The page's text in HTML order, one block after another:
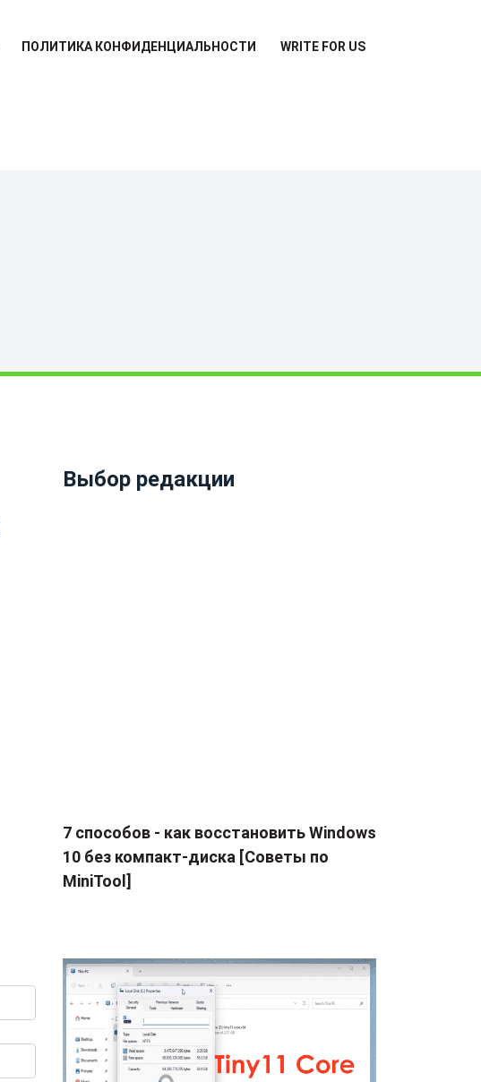
ПОЛИТИКА КОНФИДЕНЦИАЛЬНОСТИ WRITE FOR US
Выбор редакции
7 способов - как восстановить Windows
10 без компакт-диска [Советы по
MiniTool]